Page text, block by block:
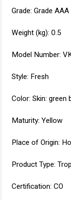
Grade: Grade AAA
Weight (kg): 0.5
Model Number:
Style: Fresh
Color: Skin: green
Maturity: Yellow
Place of Origin:
Product Type:
Certification: CO